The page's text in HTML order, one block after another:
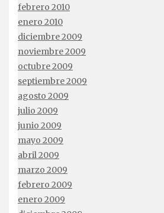
febrero 2010
enero 2010
diciembre 2009
noviembre 2009
octubre 2009
septiembre 2009
agosto 2009
julio 2009
junio 2009
mayo 2009
abril 2009
marzo 2009
febrero 2009
enero 2009